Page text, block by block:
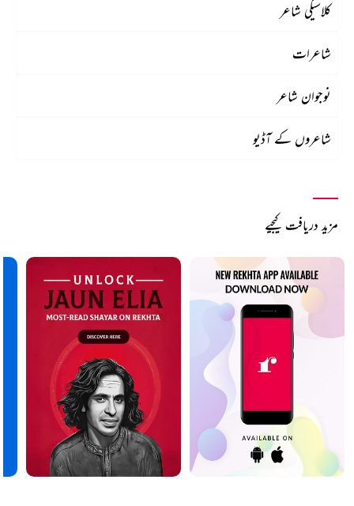
کلاسیکی شاعر
شاعرات
نوجوان شاعر
شاعروں کے آڈیو
مزید دریافت کیجیے